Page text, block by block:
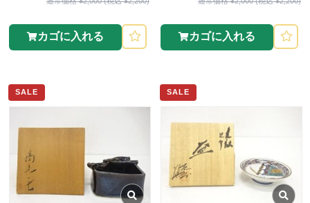
カゴに入れる カゴに入れる
SALE SALE